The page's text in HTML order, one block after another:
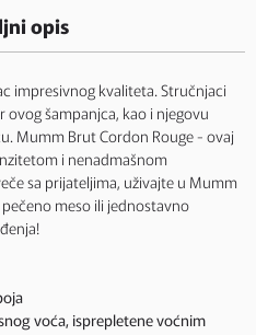
opis
impresivnog kvaliteta. Stručnjaci
šampanjca, kao i njegovu
Mumm Brut Cordon Rouge - ovaj
i nenadmašnom
sa prijateljima, uživajte u Mumm
meso ili jednostavno
voća, isprepletene voćnim